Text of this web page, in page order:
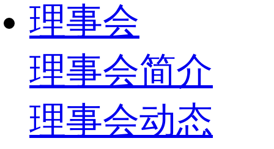
理事会
理事会简介
理事会动态